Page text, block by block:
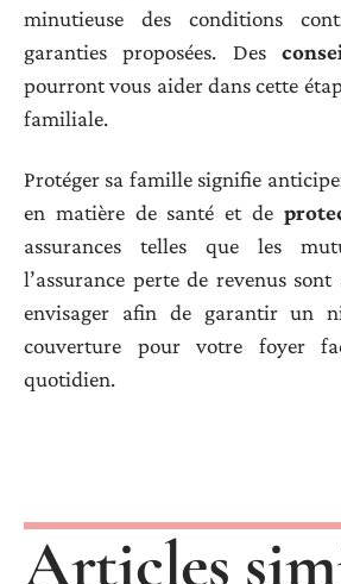
minutieuse des conditions
garanties proposées. Des
pourront vous aider dans cette
familiale.
Protéger sa famille signifie
en matière de santé et de
assurances telles que les
l’assurance perte de revenus
envisager afin de garantir un
couverture pour votre foyer
quotidien.
Articles